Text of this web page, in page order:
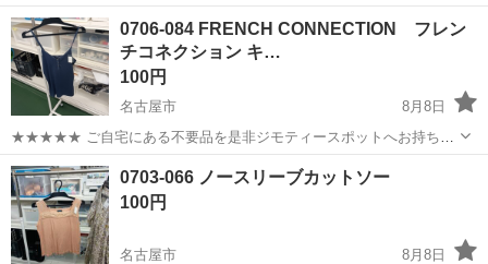
みしませんか？ 家電、趣味・スポーツ・レジャー用品、こども用品、
衣料服飾品、生活雑貨、家具、本、CD・DVDなどが無料でまとめて持
ち込めます！ ※詳細はこ...
愛知 名古屋市
0706-084 FRENCH CONNECTION フレン
チコネクション キ…
100円
名古屋市
8月8日
★★★★★ ご自宅にある不要品を是非ジモティースポットへお持ち込
みしませんか？ 家電、趣味・スポーツ・レジャー用品、こども用品、
衣料服飾品、生活雑貨、家具、本、CD・DVDなどが無料でまとめて持
ち込めます！ ※詳細はこ...
愛知 名古屋市 キャミソール
0703-066 ノースリーブカットソー
100円
名古屋市
8月8日